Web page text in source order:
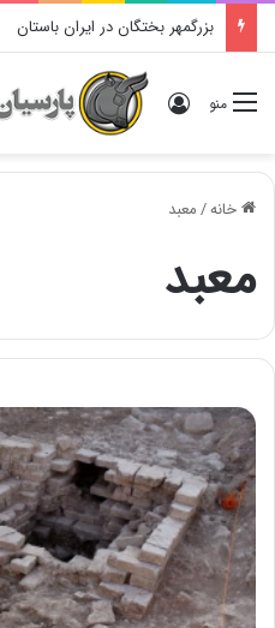
بزرگمهر بختگان در ایران باستان
منو ورود
خانه/معبد
معبد